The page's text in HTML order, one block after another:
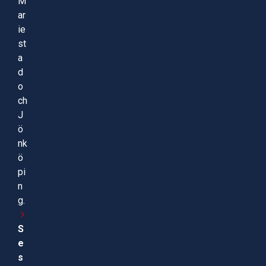
ar
ie
st
a
d
o
ch
J
ö
nk
ö
pi
n
g.
S
e
s